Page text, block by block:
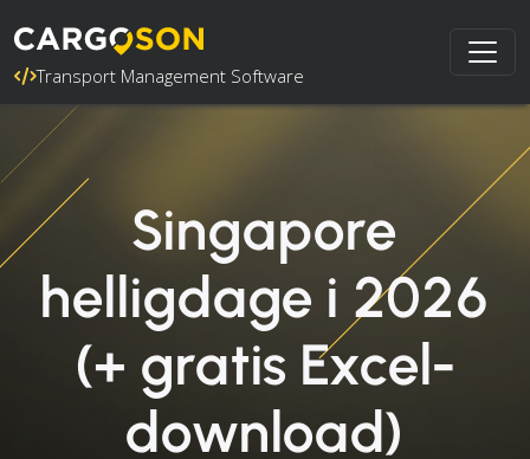
Transport Management Software
Singapore
helligdage i 2026
(+ gratis Excel-
download)